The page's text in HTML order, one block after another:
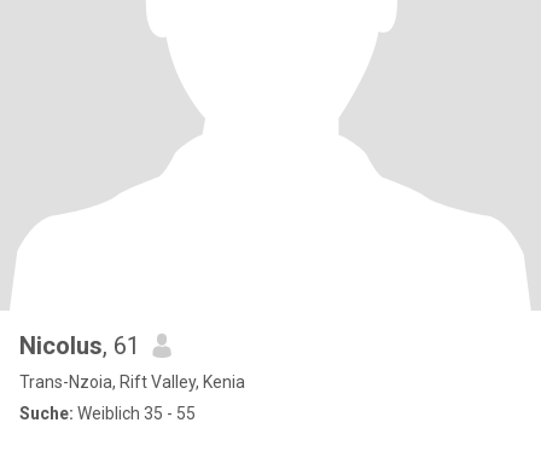
Nicolus, 61
Trans-Nzoia, Rift Valley, Kenia
Suche: Weiblich 35 - 55